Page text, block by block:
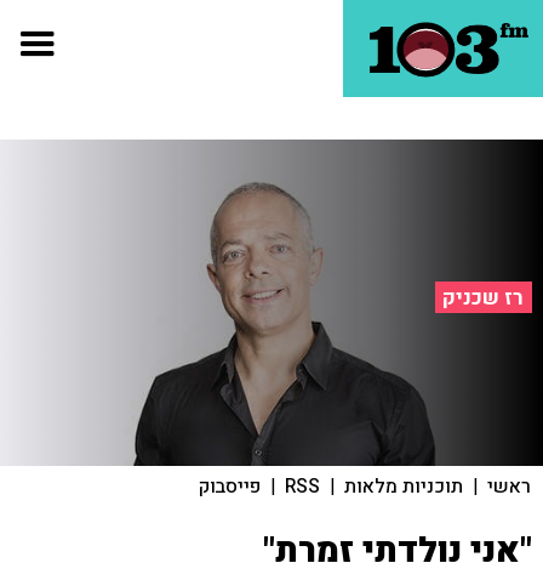
רז שכניק
ראשי | תוכניות מלאות |
RSS
| פייסבוק
"אני נולדתי זמרת"